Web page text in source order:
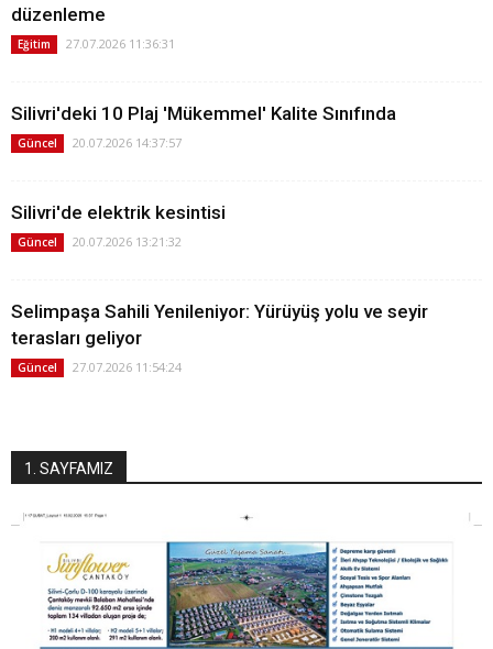
düzenleme
Eğitim 27.07.2026 11:36:31
Silivri'deki 10 Plaj 'Mükemmel' Kalite Sınıfında
Güncel 20.07.2026 14:37:57
Silivri'de elektrik kesintisi
Güncel 20.07.2026 13:21:32
Selimpaşa Sahili Yenileniyor: Yürüyüş yolu ve seyir
terasları geliyor
Güncel 27.07.2026 11:54:24
1. SAYFAMIZ